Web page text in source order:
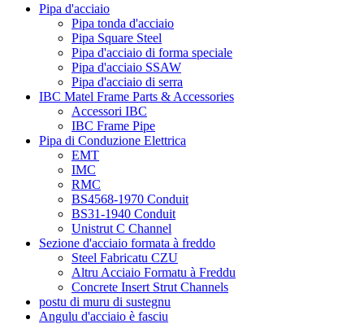
Pipa d'acciaio
Pipa tonda d'acciaio
Pipa Square Steel
Pipa d'acciaio di forma speciale
Pipa d'acciaio SSAW
Pipa d'acciaio di serra
IBC Matel Frame Parts & Accessories
Accessori IBC
IBC Frame Pipe
Pipa di Conduzione Elettrica
EMT
IMC
RMC
BS4568-1970 Conduit
BS31-1940 Conduit
Unistrut C Channel
Sezione d'acciaio formata à freddo
Steel Fabricatu CZU
Altru Acciaio Formatu à Freddu
Concrete Insert Strut Channels
postu di muru di sustegnu
Angulu d'acciaio è fasciu